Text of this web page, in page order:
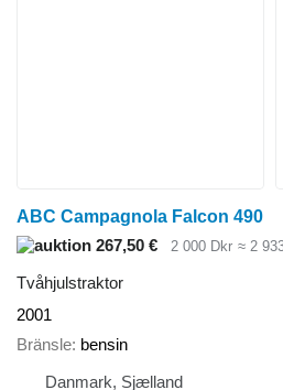
ABC Campagnola Falcon 490
267,50 €
2 000 Dkr ≈ 2
Tvåhjulstraktor
2001
Bränsle bensin
Danmark, Sjælland